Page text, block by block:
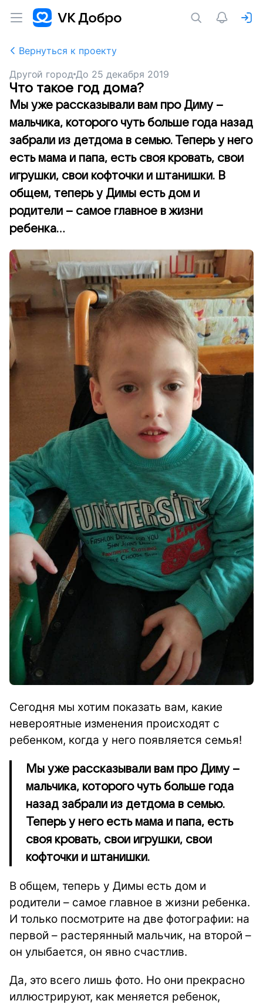
Вернуться к проекту
Другой город До 25 декабря 2019
Что такое год дома?
Мы уже рассказывали вам про Диму –
мальчика, которого чуть больше года назад
забрали из детдома в семью. Теперь у него
есть мама и папа, есть своя кровать, свои
игрушки, свои кофточки и штанишки. В
общем, теперь у Димы есть дом и
родители – самое главное в жизни
ребенка...
Сегодня мы хотим показать вам, какие
невероятные изменения происходят с
ребенком, когда у него появляется семья!
Мы уже рассказывали вам про Диму –
мальчика, которого чуть больше года
назад забрали из детдома в семью.
Теперь у него есть мама и папа, есть
своя кровать, свои игрушки, свои
кофточки и штанишки.
В общем, теперь у Димы есть дом и
родители – самое главное в жизни ребенка.
И только посмотрите на две фотографии: на
первой – растерянный мальчик, на второй –
он улыбается, он явно счастлив.
Да, это всего лишь фото. Но они прекрасно
иллюстрируют, как меняется ребенок,